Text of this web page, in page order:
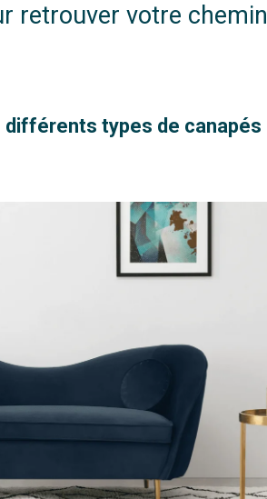
retrouver votre
différents types de canapés